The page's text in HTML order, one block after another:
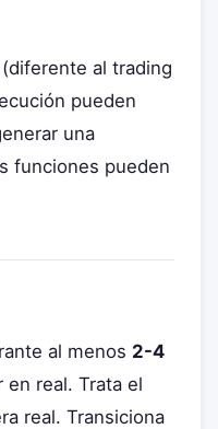
al trading
pueden
una
funciones pueden
al menos 2-4
en real. Trata el
real. Transiciona